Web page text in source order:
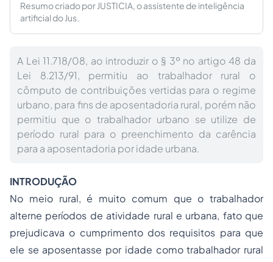
Resumo criado por JUSTICIA, o assistente de inteligência
artificial do Jus.
A Lei 11.718/08, ao introduzir o § 3º no artigo 48 da
Lei 8.213/91, permitiu ao trabalhador rural o
cômputo de contribuições vertidas para o regime
urbano, para fins de aposentadoria rural, porém não
permitiu que o trabalhador urbano se utilize de
período rural para o preenchimento da carência
para a aposentadoria por idade urbana.
INTRODUÇÃO
No meio rural, é muito comum que o trabalhador
alterne períodos de atividade rural e urbana, fato que
prejudicava o cumprimento dos requisitos para que
ele se aposentasse por idade como trabalhador rural